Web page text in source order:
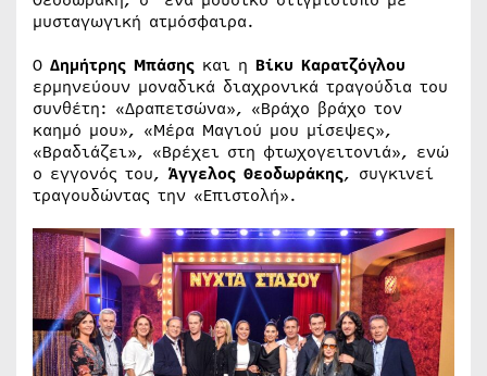
μυσταγωγική ατμόσφαιρα.
Ο Δημήτρης Μπάσης και η Βίκυ Καρατζόγλου
ερμηνεύουν μοναδικά διαχρονικά τραγούδια του
συνθέτη: «Δραπετσώνα», «Βράχο βράχο τον
καημό μου», «Μέρα Μαγιού μου μίσεψες»,
«Βραδιάζει», «Βρέχει στη φτωχογειτονιά», ενώ
ο εγγονός του, Άγγελος Θεοδωράκης, συγκινεί
τραγουδώντας την «Επιστολή».